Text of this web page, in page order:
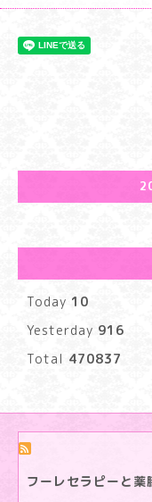
Today 10
Yesterday 916
Total 470837
フーレセラピーと